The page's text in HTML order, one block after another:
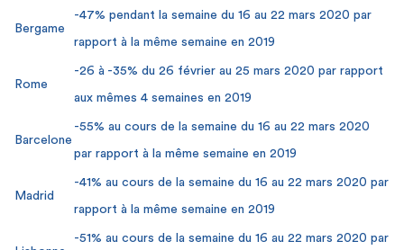
Bergame
-47% pendant la semaine du 16 au 22 mars 2020 par
rapport à la même semaine en 2019
Rome
-26 à -35% du 26 février au 25 mars 2020 par rapport
aux mêmes 4 semaines en 2019
Barcelone
-55% au cours de la semaine du 16 au 22 mars 2020
par rapport à la même semaine en 2019
Madrid
-41% au cours de la semaine du 16 au 22 mars 2020 par
rapport à la même semaine en 2019
-51% au cours de la semaine du 16 au 22 mars 2020 par